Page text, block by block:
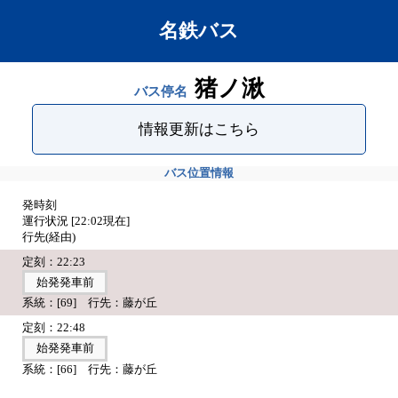
名鉄バス
バス停名 猪ノ湫
情報更新はこちら
バス位置情報
発時刻
運行状況 [22:02現在]
行先(経由)
定刻：22:23
始発発車前
系統：[69] 行先：藤が丘
定刻：22:48
始発発車前
系統：[66] 行先：藤が丘